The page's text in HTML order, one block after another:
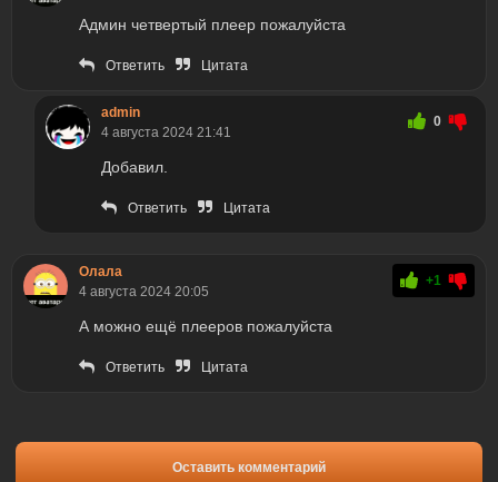
Админ четвертый плеер пожалуйста
Ответить Цитата
admin
4 августа 2024 21:41
0
Добавил.
Ответить Цитата
Олала
4 августа 2024 20:05
+1
А можно ещё плееров пожалуйста
Ответить Цитата
Оставить комментарий